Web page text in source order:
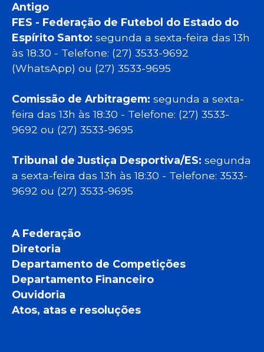
Antigo
FES - Federação de Futebol do Estado do
Espírito Santo: segunda a sexta-feira das 13h
às 18:30 - Telefone: (27) 3533-9692
(WhatsApp) ou (27) 3533-9695
Comissão de Arbitragem: segunda a sexta-
feira das 13h às 18:30 - Telefone: (27) 3533-
9692 ou (27) 3533-9695
Tribunal de Justiça Desportiva/ES: segunda
a sexta-feira das 13h às 18:30 - Telefone: 3533-
9692 ou (27) 3533-9695
A Federação
Diretoria
Departamento de Competições
Departamento Financeiro
Ouvidoria
Atos, atas e resoluções